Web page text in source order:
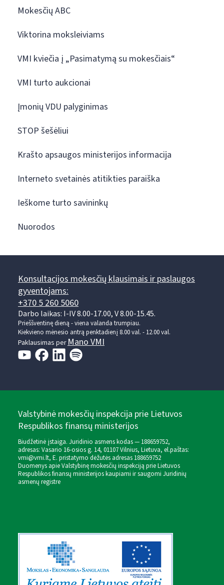
Mokesčių ABC
Viktorina moksleiviams
VMI kviečia į „Pasimatymą su mokesčiais“
VMI turto aukcionai
Įmonių VDU palyginimas
STOP šešėliui
Krašto apsaugos ministerijos informacija
Interneto svetainės atitikties paraiška
Ieškome turto savininkų
Nuorodos
Konsultacijos mokesčių klausimais ir paslaugos
gyventojams:
+370 5 260 5060
Darbo laikas: I-IV 8.00-17.00, V 8.00-15.45.
Prieššventinę dieną - viena valanda trumpiau.
Kiekvieno mėnesio antrą penktadienį 8.00 val. - 12.00 val.
Paklausimas perMano VMI
Valstybinė mokesčių inspekcija prie Lietuvos
Respublikos finansų ministerijos
Biudžetinė įstaiga. Juridinio asmens kodas — 188659752,
adresas: Vasario 16-osios g. 14, 01107 Vilnius, Lietuva, el.paštas:
vmi@vmi.lt, E. pristatymo dėžutės adresas 188659752
Duomenys apie Valstybinę mokesčių inspekciją prie Lietuvos
Respublikos finansų ministerijos kaupiami ir saugomi Juridinių
asmenų registre